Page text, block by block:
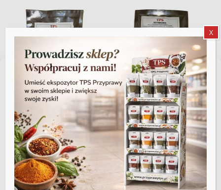
Zarządzaj zgodą
Aby zapewnić jak najlepsze wrażenia, korzystamy z technologii, takich jak
pliki cookie, do przechowywania i/lub uzyskiwania dostępu do informacji o
urządzeniu. Zgoda na te technologie pozwoli nam przetwarzać dane,
takie jak zachowanie podczas przeglądania lub unikalne identyfikatory na
tej stronie. Brak wyrażenia zgody lub wycofanie zgody może
niekorzystnie wpłynąć na niektóre cechy i funkcje.
Akceptuję
Zobacz preferencje
Salceson 200 g
16,50zł
Wybierz opcje
Szynkowa 200 g
16,50zł
Wybierz opcje
X